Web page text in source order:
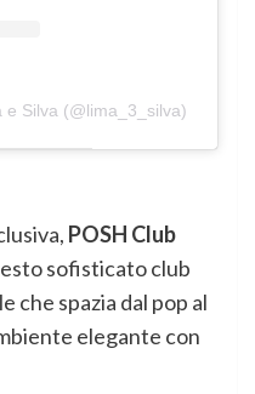
Silva (@lima_3_silva)
POSH Club
sofisticato club
che spazia dal pop al
elegante con